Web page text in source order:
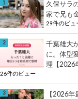
久保サラ
家で兄も
29件のビュ
千葉雄大
に。体型
理【2026
26件のビュー
【2026